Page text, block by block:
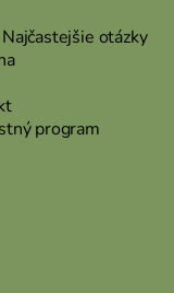
otázky
program